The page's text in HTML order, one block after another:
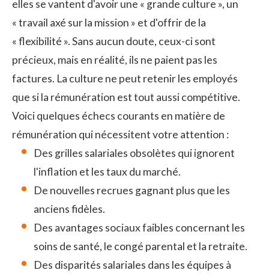
elles se vantent d'avoir une « grande culture », un
« travail axé sur la mission » et d'offrir de la
« flexibilité ». Sans aucun doute, ceux-ci sont
précieux, mais en réalité, ils ne paient pas les
factures. La culture ne peut retenir les employés
que si la rémunération est tout aussi compétitive.
Voici quelques échecs courants en matière de
rémunération qui nécessitent votre attention :
Des grilles salariales obsolètes qui ignorent
l'inflation et les taux du marché.
De nouvelles recrues gagnant plus que les
anciens fidèles.
Des avantages sociaux faibles concernant les
soins de santé, le congé parental et la retraite.
Des disparités salariales dans les équipes à